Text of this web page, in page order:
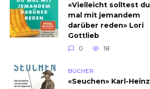
«Vielleicht solltest du
mal mit jemandem
darüber reden» Lori
Gottlieb
0 18
BÜCHER
«Seuchen» Karl-Heinz